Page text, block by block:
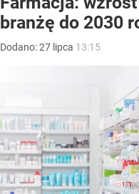
branżę do 2030
Dodano:27 lipca 13:15